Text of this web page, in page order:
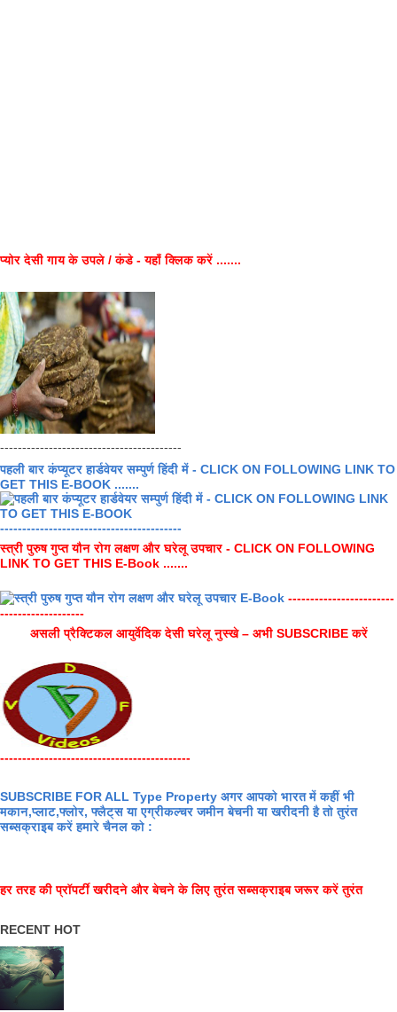
प्योर देसी गाय के उपले / कंडे - यहाँ क्लिक करें .......
-----------------------------------------
पहली बार कंप्यूटर हार्डवेयर सम्पुर्ण हिंदी में - CLICK ON FOLLOWING LINK TO
GET THIS E-BOOK .......
-----------------------------------------
स्त्री पुरुष गुप्त यौन रोग लक्षण और घरेलू उपचार - CLICK ON FOLLOWING
LINK TO GET THIS E-Book .......
------------------------
-------------------
असली प्रैक्टिकल आयुर्वेदिक देसी घरेलू नुस्खे – अभी SUBSCRIBE करें
-------------------------------------------
SUBSCRIBE FOR ALL Type Property अगर आपको भारत में कहीं भी
मकान,प्लाट,फ्लोर, फ्लैट्स या एग्रीकल्चर जमीन बेचनी या खरीदनी है तो तुरंत
सब्सक्राइब करें हमारे चैनल को :
हर तरह की प्रॉपर्टी खरीदने और बेचने के लिए तुरंत सब्सक्राइब जरूर करें तुरंत
RECENT HOT